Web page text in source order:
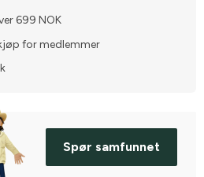
699 NOK
for medlemmer
Spør samfunnet